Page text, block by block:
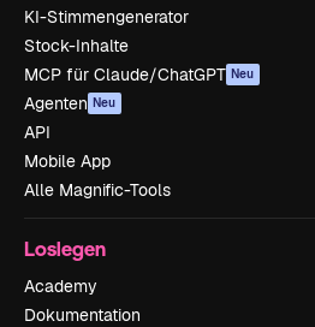
KI-Stimmengenerator
Stock-Inhalte
MCP für Claude/ChatGPT Neu
Agenten Neu
API
Mobile App
Alle Magnific-Tools
Loslegen
Academy
Dokumentation